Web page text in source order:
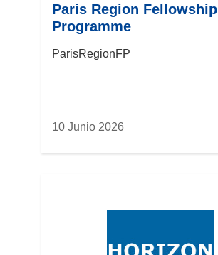
Paris Region Fellowship
Programme
ParisRegionFP
10 Junio 2026